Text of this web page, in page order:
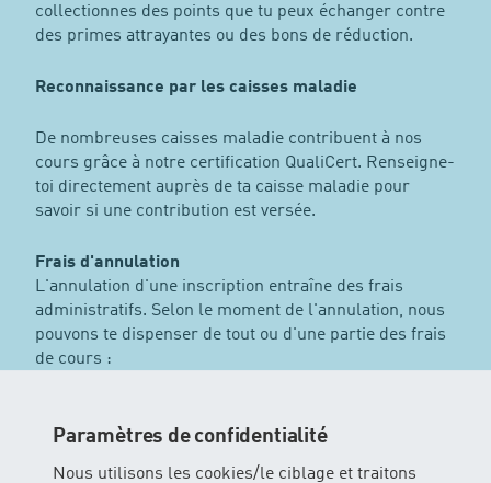
Paramètres de confidentialité
Nous utilisons les cookies/le ciblage et traitons
collectionnes des points que tu peux échanger contre
des primes attrayantes ou des bons de réduction.
Reconnaissance par les caisses maladie
De nombreuses caisses maladie contribuent à nos
cours grâce à notre certification QualiCert. Renseigne-
toi directement auprès de ta caisse maladie pour
savoir si une contribution est versée.
Frais d'annulation
L'annulation d'une inscription entraîne des frais
administratifs. Selon le moment de l'annulation, nous
pouvons te dispenser de tout ou d'une partie des frais
de cours :
cours à 100%
Après l'envoi de la confirmation/facture du